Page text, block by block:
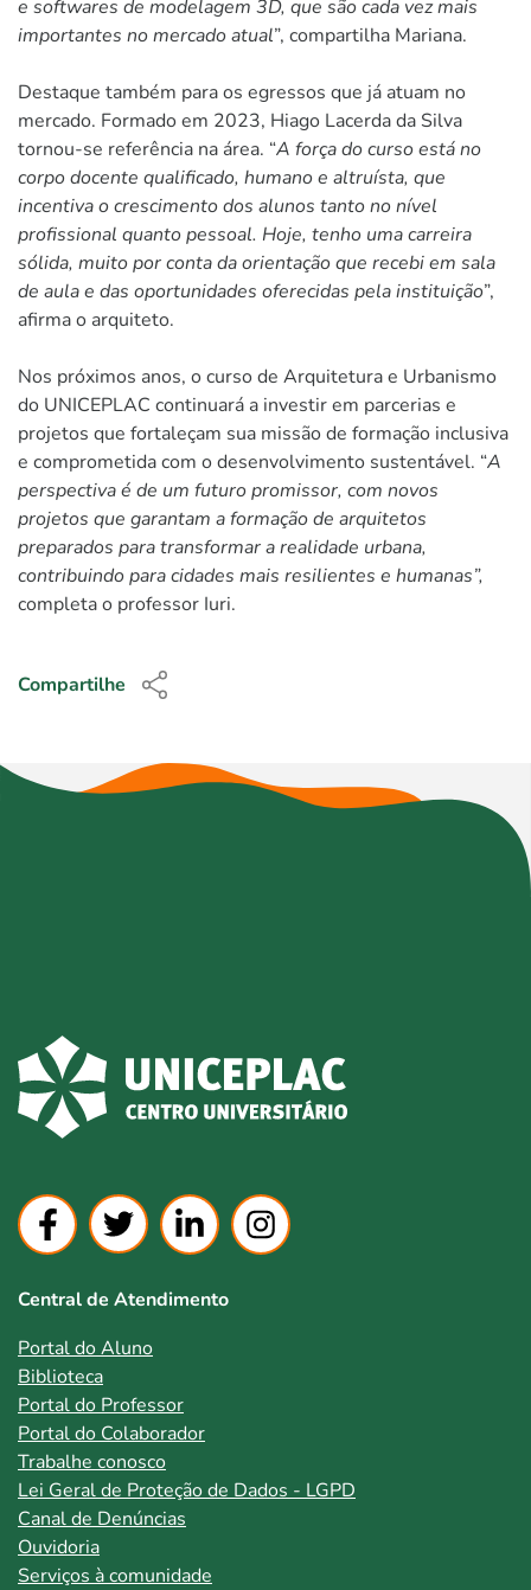
e softwares de modelagem 3D, que são cada vez mais
importantes no mercado atual”, compartilha Mariana.
Destaque também para os egressos que já atuam no
mercado. Formado em 2023, Hiago Lacerda da Silva
tornou-se referência na área. “A força do curso está no
corpo docente qualificado, humano e altruísta, que
incentiva o crescimento dos alunos tanto no nível
profissional quanto pessoal. Hoje, tenho uma carreira
sólida, muito por conta da orientação que recebi em sala
de aula e das oportunidades oferecidas pela instituição”,
afirma o arquiteto.
Nos próximos anos, o curso de Arquitetura e Urbanismo
do UNICEPLAC continuará a investir em parcerias e
projetos que fortaleçam sua missão de formação inclusiva
e comprometida com o desenvolvimento sustentável. “A
perspectiva é de um futuro promissor, com novos
projetos que garantam a formação de arquitetos
preparados para transformar a realidade urbana,
contribuindo para cidades mais resilientes e humanas”,
completa o professor Iuri.
Compartilhe
Central de Atendimento
Portal do Aluno
Biblioteca
Portal do Professor
Portal do Colaborador
Trabalhe conosco
Lei Geral de Proteção de Dados - LGPD
Canal de Denúncias
Ouvidoria
Serviços à comunidade